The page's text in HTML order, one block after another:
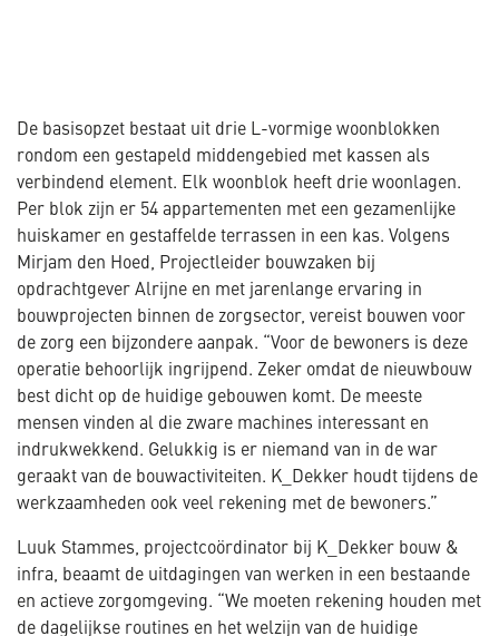
De basisopzet bestaat uit drie L-vormige woonblokken
rondom een gestapeld middengebied met kassen als
verbindend element. Elk woonblok heeft drie woonlagen.
Per blok zijn er 54 appartementen met een gezamenlijke
huiskamer en gestaffelde terrassen in een kas. Volgens
Mirjam den Hoed, Projectleider bouwzaken bij
opdrachtgever Alrijne en met jarenlange ervaring in
bouwprojecten binnen de zorgsector, vereist bouwen voor
de zorg een bijzondere aanpak. “Voor de bewoners is deze
operatie behoorlijk ingrijpend. Zeker omdat de nieuwbouw
best dicht op de huidige gebouwen komt. De meeste
mensen vinden al die zware machines interessant en
indrukwekkend. Gelukkig is er niemand van in de war
geraakt van de bouwactiviteiten. K_Dekker houdt tijdens de
werkzaamheden ook veel rekening met de bewoners.”
Luuk Stammes, projectcoördinator bij K_Dekker bouw &
infra, beaamt de uitdagingen van werken in een bestaande
en actieve zorgomgeving. “We moeten rekening houden met
de dagelijkse routines en het welzijn van de huidige